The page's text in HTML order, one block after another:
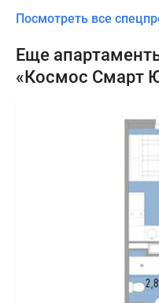
Посмотреть все
Еще
«Космос Смарт